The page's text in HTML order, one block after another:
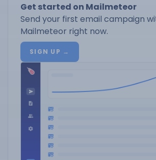
Get started on Mailmeteor
Send your first email campaign
Mailmeteor right now.
SIGN UP →